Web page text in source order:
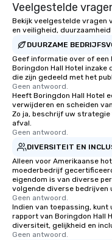
Veelgestelde
Bekijk veelgestelde vragen
en veiligheid,
DUURZAME
Geef informatie over of
Boringdon Hall Hotel
die zijn gedeeld met het
Geen antwoord.
Heeft Boringdon Hall Hotel
verwijderen en scheiden
Zo ja, beschrijf uw
afval.
Geen antwoord.
DIVERSITEIT EN
Alleen voor Amerikaanse
moederbedrijf
eigendom is van diverse
volgende diverse bedrijven
Geen antwoord.
Indien van toepassing, kunt
rapport van Boringdon Hall
diversiteit, gelijkheid en
Geen antwoord.